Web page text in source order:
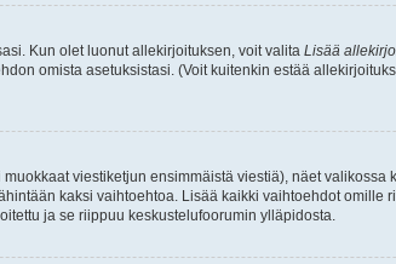
Kun olet luonut allekirjoituksen, voit valita Lisää
omista asetuksistasi. (Voit kuitenkin estää
viestiketjun ensimmäistä viestiä), näet valikossa
kaksi vaihtoehtoa. Lisää kaikki vaihtoehdot omille
ja se riippuu keskustelufoorumin ylläpidosta.